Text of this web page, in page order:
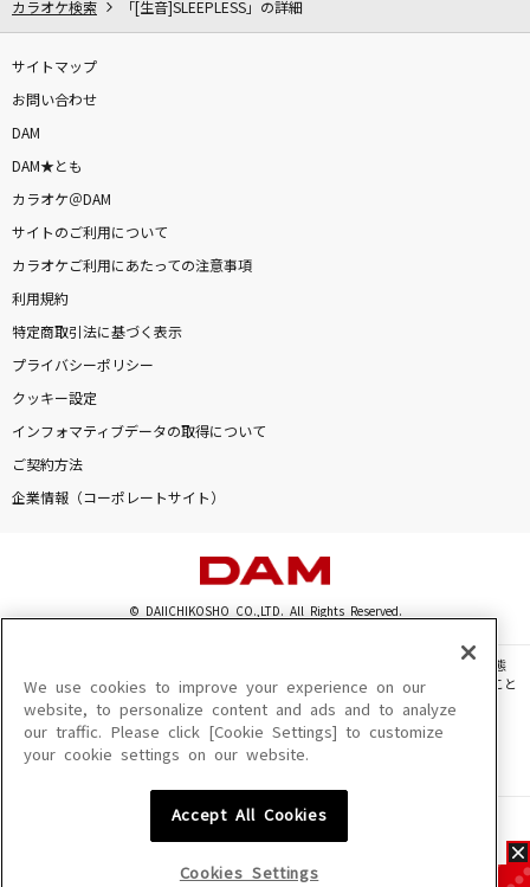
カラオケ検索 「[生音]SLEEPLESS」の詳細
サイトマップ
お問い合わせ
DAM
DAM★とも
カラオケ＠DAM
サイトのご利用について
カラオケご利用にあたっての注意事項
利用規約
特定商取引法に基づく表示
プライバシーポリシー
クッキー設定
インフォマティブデータの取得について
ご契約方法
企業情報（コーポレートサイト）
© DAIICHIKOSHO CO.,LTD. All Rights Reserved.
このサイトに掲載されている一切の文章・画像・写真・動画・音声等を、手段や形態
を問わず、著作権法の定める範囲を超えて無断で複製、転載、ファイル化などすること
を禁じます。
楽曲及びコンテンツは、機種によりご利用いただけない場合があります。
楽曲及びコンテンツの配信日、配信内容が変更になる場合があります。
We use cookies to improve your experience on our
website, to personalize content and ads and to analyze
our traffic. Please click [Cookie Settings] to customize
your cookie settings on our website.
Accept All Cookies
Cookies Settings